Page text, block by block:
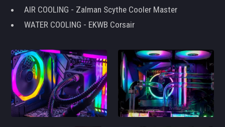
AIR COOLING - Zalman Scythe Cooler Master
WATER COOLING - EKWB Corsair